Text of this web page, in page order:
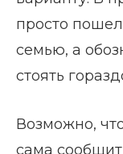
просто
семью, а
стоять
Возможно,
сама сообщит